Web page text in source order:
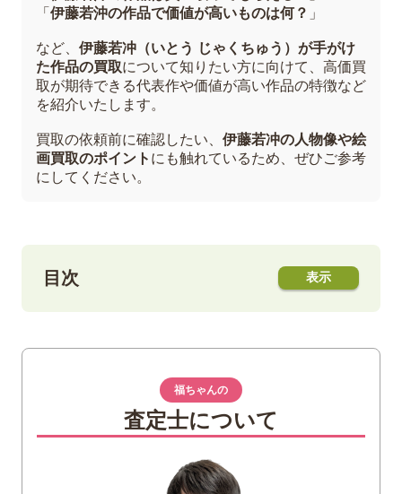
「 伊藤若沖の作品で価値が高いものは何？ 」
など、 伊藤若冲（いとう じゃくちゅう）が手がけ
た作品の買取について知りたい方に向けて、高価買
取が期待できる代表作や価値が高い作品の特徴など
を紹介いたします。
買取の依頼前に確認したい、 伊藤若冲の人物像や絵
画買取のポイント にも触れているため、ぜひご参考
にしてください。
目次
伊藤若冲とは｜江戸時代に活躍した日本
の天才画家
伊藤若冲の作品の特徴
伊藤若冲の代表作
福ちゃんの
査定士について